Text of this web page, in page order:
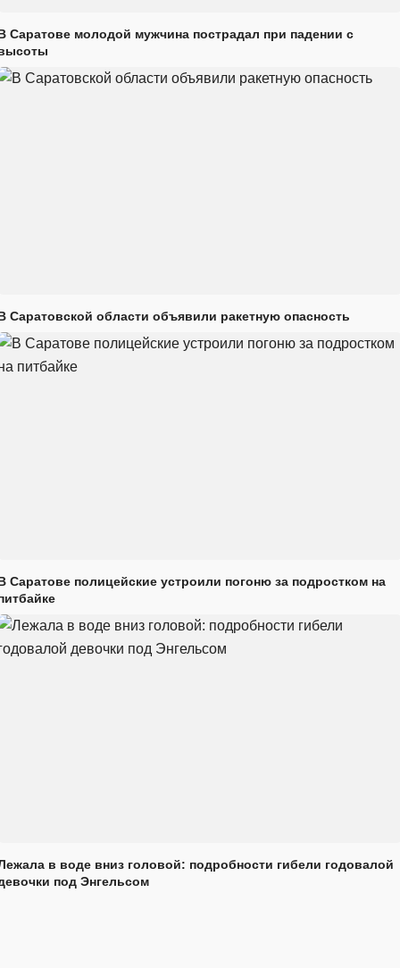
Саратове молодой мужчина пострадал при падении с
Саратовской области объявили ракетную опасность
Саратове полицейские устроили погоню за подростком на
в воде вниз головой: подробности гибели годовалой
под Энгельсом